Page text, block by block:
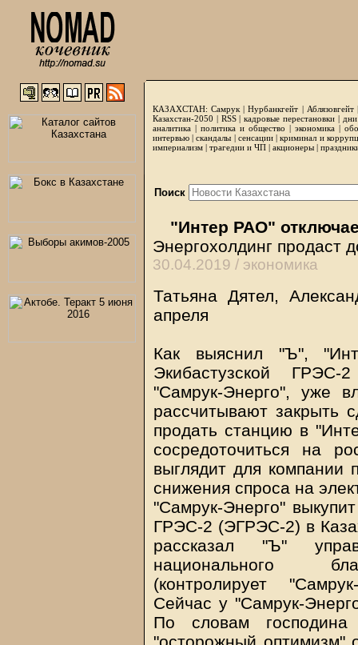
КАЗАХСТАН: Самрук |Нурбанкгейт | Аблязовгейт
Казахстан-2050 | RSS|кадровые перестановки|
аналитика | политика и общество | экономика |
интервью |скандалы | сенсации|криминал и
империализм | трагедии и ЧП | акционеры |
Поиск
"Интер РАО"
Энергохолдинг продаст
30.04.2019 / экономика
Татьяна Дятел,
апреля
Как выяснил "Ъ",
Экибастузской ГРЭС-
"Самрук-Энерго", уже
рассчитывают закрыть
продать станцию в
сосредоточиться на
выглядит для компании
снижения спроса на
"Самрук-Энерго"
ГРЭС-2 (ЭГРЭС-2) в
рассказал "Ъ"
национального
(контролирует
Сейчас у "Самрук-
По словам господина